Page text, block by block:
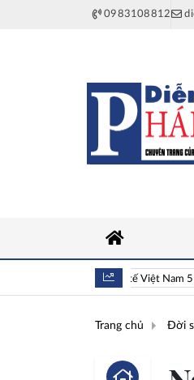
0983108812
Toàn cảnh kinh tế Việt Nam 5
Trang chủ Đời